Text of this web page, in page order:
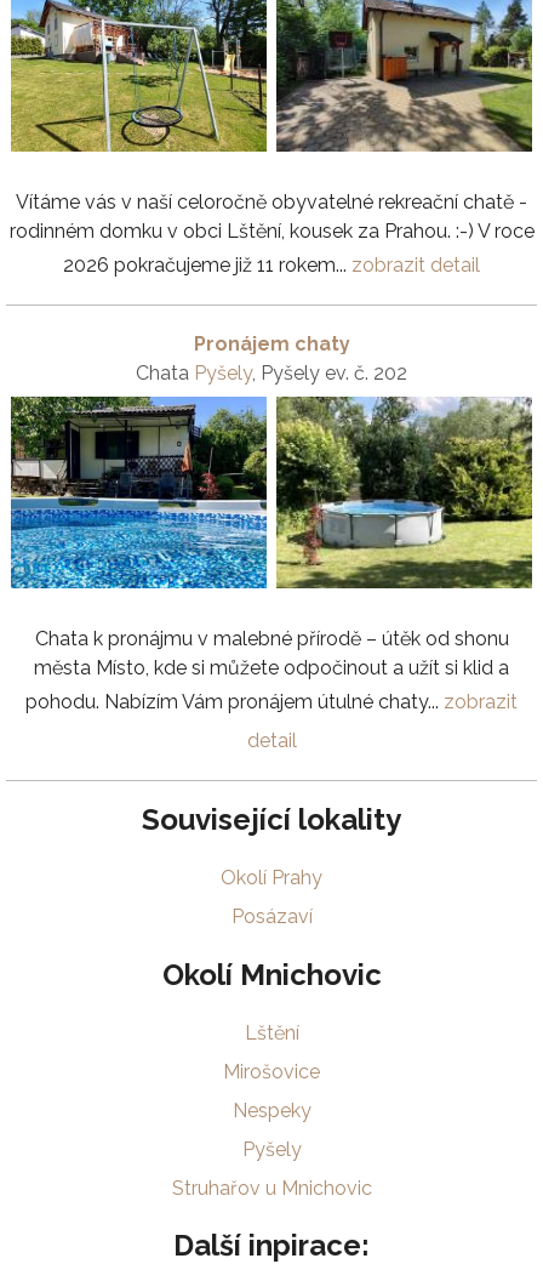
Vítáme vás v naší celoročně obyvatelné rekreační chatě -
rodinném domku v obci Lštění, kousek za Prahou. :-) V roce
2026 pokračujeme již 11 rokem... zobrazit detail
Pronájem chaty
Chata Pyšely, Pyšely ev. č. 202
Chata k pronájmu v malebné přírodě – útěk od shonu
města Místo, kde si můžete odpočinout a užít si klid a
pohodu. Nabízím Vám pronájem útulné chaty... zobrazit
detail
Související lokality
Okolí Prahy
Posázaví
Okolí Mnichovic
Lštění
Mirošovice
Nespeky
Pyšely
Struhařov u Mnichovic
Další inpirace: